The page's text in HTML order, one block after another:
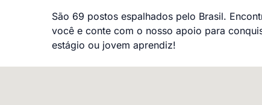
São 69 postos espalhados pelo Brasil.
você e conte com o nosso apoio para
estágio ou jovem aprendiz!